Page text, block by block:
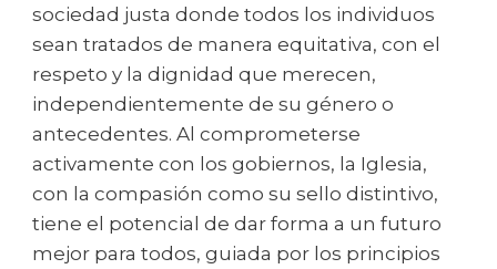
sociedad justa donde todos los individuos
sean tratados de manera equitativa, con el
respeto y la dignidad que merecen,
independientemente de su género o
antecedentes. Al comprometerse
activamente con los gobiernos, la Iglesia,
con la compasión como su sello distintivo,
tiene el potencial de dar forma a un futuro
mejor para todos, guiada por los principios